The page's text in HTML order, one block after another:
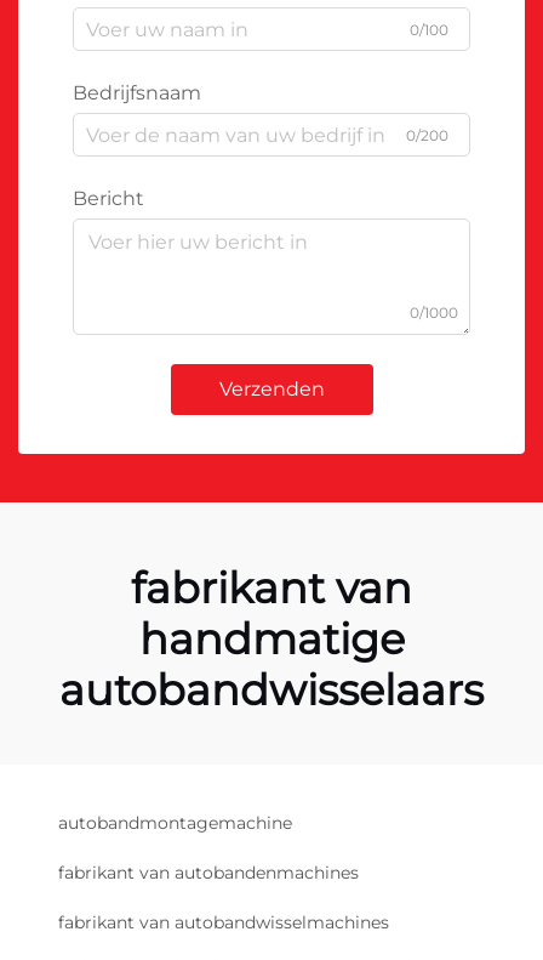
0/100
Bedrijfsnaam
0/200
Bericht
0/1000
Verzenden
fabrikant van
handmatige
autobandwisselaars
autobandmontagemachine
fabrikant van autobandenmachines
fabrikant van autobandwisselmachines